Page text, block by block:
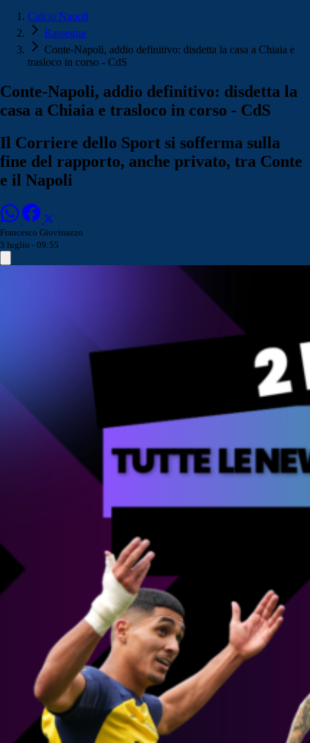
Calcio Napoli
Rassegna
Conte-Napoli, addio definitivo: disdetta la casa a Chiaia e
trasloco in corso - CdS
Conte-Napoli, addio definitivo: disdetta la
casa a Chiaia e trasloco in corso - CdS
Il Corriere dello Sport si sofferma sulla
fine del rapporto, anche privato, tra Conte
e il Napoli
Francesco Giovinazzo
3 luglio - 09:55